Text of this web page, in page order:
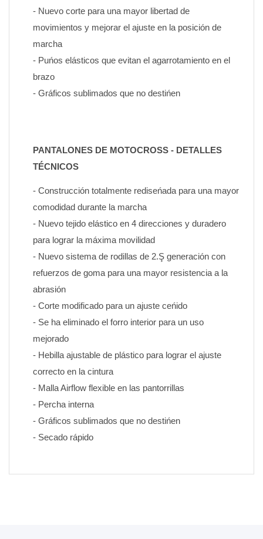
- Nuevo corte para una mayor libertad de
movimientos y mejorar el ajuste en la posición de
marcha
- Puńos elásticos que evitan el agarrotamiento en el
brazo
- Gráficos sublimados que no destińen
PANTALONES DE MOTOCROSS - DETALLES
TÉCNICOS
- Construcción totalmente rediseńada para una mayor
comodidad durante la marcha
- Nuevo tejido elástico en 4 direcciones y duradero
para lograr la máxima movilidad
- Nuevo sistema de rodillas de 2.Ş generación con
refuerzos de goma para una mayor resistencia a la
abrasión
- Corte modificado para un ajuste ceńido
- Se ha eliminado el forro interior para un uso
mejorado
- Hebilla ajustable de plástico para lograr el ajuste
correcto en la cintura
- Malla Airflow flexible en las pantorrillas
- Percha interna
- Gráficos sublimados que no destińen
- Secado rápido